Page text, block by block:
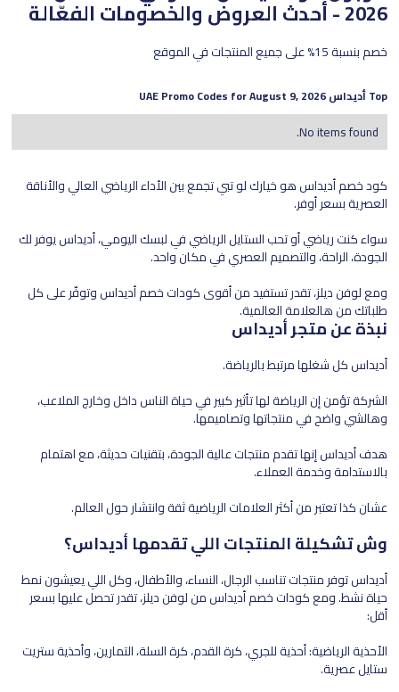
2026 - أحدث العروض والخصومات الفعّالة
خصم بنسبة 15% على جميع المنتجات في الموقع
TopأديداسUAE Promo Codes for
August 9, 2026
No items found.
كود خصم أديداس هو خيارك لو تبي تجمع بين الأداء الرياضي العالي والأناقة
العصرية بسعر أوفر.
سواء كنت رياضي أو تحب الستايل الرياضي في لبسك اليومي، أديداس يوفر لك
الجودة، الراحة، والتصميم العصري في مكان واحد.
ومع لوفن ديلز، تقدر تستفيد من أقوى كودات خصم أديداس وتوفّر على كل
طلباتك من هالعلامة العالمية.
نبذة عن متجر أديداس
أديداس كل شغلها مرتبط بالرياضة.
الشركة تؤمن إن الرياضة لها تأثير كبير في حياة الناس داخل وخارج الملاعب،
وهالشي واضح في منتجاتها وتصاميمها.
هدف أديداس إنها تقدم منتجات عالية الجودة، بتقنيات حديثة، مع اهتمام
بالاستدامة وخدمة العملاء.
عشان كذا تعتبر من أكثر العلامات الرياضية ثقة وانتشار حول العالم.
وش تشكيلة المنتجات اللي تقدمها أديداس؟
أديداس توفر منتجات تناسب الرجال، النساء، والأطفال، وكل اللي يعيشون نمط
حياة نشط. ومع كودات خصم أديداس من لوفن ديلز، تقدر تحصل عليها بسعر
أقل:
الأحذية الرياضية: أحذية للجري، كرة القدم، كرة السلة، التمارين، وأحذية ستريت
ستايل عصرية.